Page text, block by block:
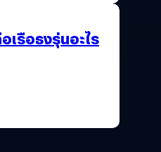
เรือธงรุ่นอะไร